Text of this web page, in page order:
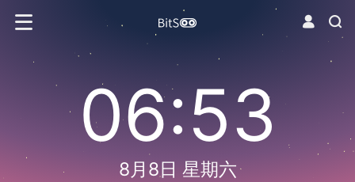
06:53
8月8日 星期六